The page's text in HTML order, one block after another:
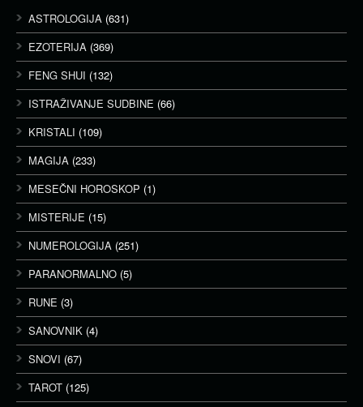
ASTROLOGIJA (631)
EZOTERIJA (369)
FENG SHUI (132)
ISTRAŽIVANJE SUDBINE (66)
KRISTALI (109)
MAGIJA (233)
MESEČNI HOROSKOP (1)
MISTERIJE (15)
NUMEROLOGIJA (251)
PARANORMALNO (5)
RUNE (3)
SANOVNIK (4)
SNOVI (67)
TAROT (125)